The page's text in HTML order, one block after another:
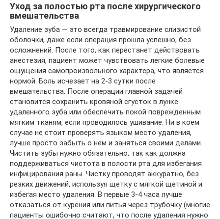
Уход за полостью рта после хирургического
вмешательства
Удаление зуба — это всегда травмирование слизистой
оболочки, даже если операция прошла успешно, без
осложнений. После того, как перестанет действовать
анестезия, пациент может чувствовать легкие болевые
ощущения самопроизвольного характера, что является
нормой. Боль исчезает на 2-3 сутки после
вмешательства. После операции главной задачей
становится сохранить кровяной сгусток в лунке
удаленного зуба или обеспечить покой поврежденным
мягким тканям, если проводилось ушивание. Ни в коем
случае не стоит проверять языком место удаления,
лучше просто забыть о нем и заняться своими делами.
Чистить зубы нужно обязательно, так как должна
поддерживаться чистота в полости рта для избегания
инфицирования раны. Чистку проводят аккуратно, без
резких движений, используя щетку с мягкой щетиной и
избегая место удаления. В первые 3-4 часа лучше
отказаться от курения или питья через трубочку (многие
пациенты ошибочно считают, что после удаления нужно